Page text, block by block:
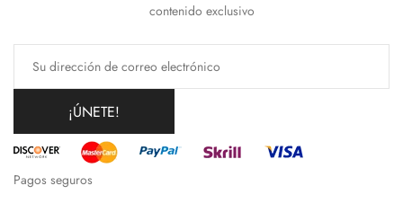
contenido exclusivo
¡ÚNETE!
Pagos seguros